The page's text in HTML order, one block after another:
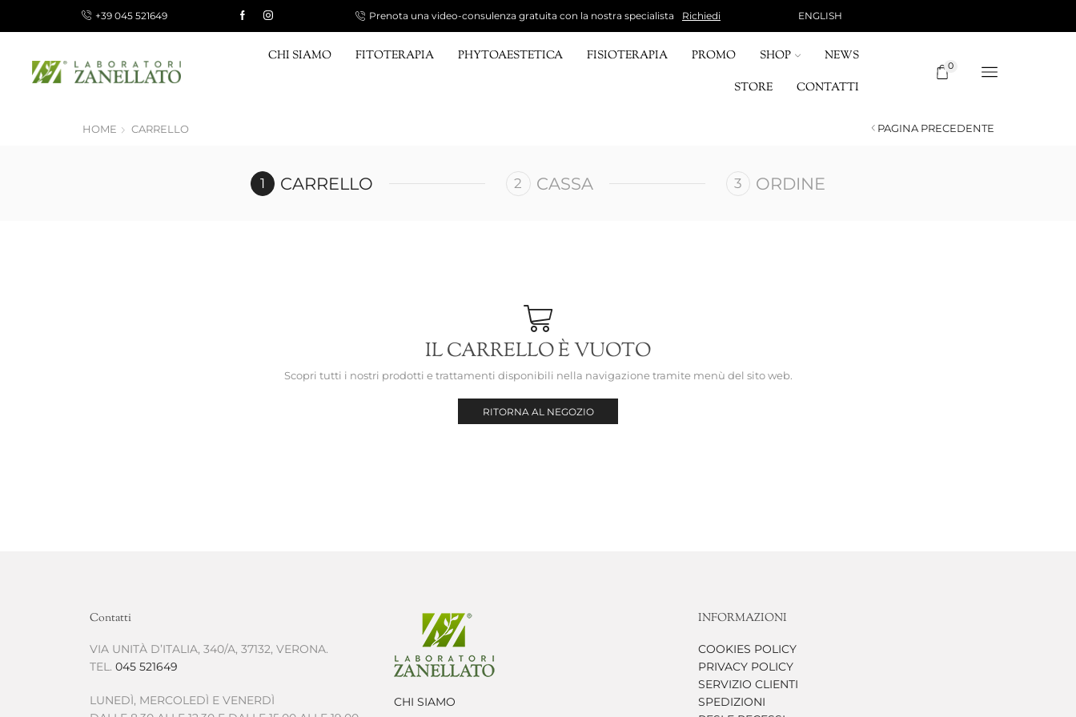
+39 045 521649
€, GRATUITA PER ORDINI SUPERIORI A 120,00 € Prenota una video-consulenza gratuita con la nostra specialista Richiedi SPEDIZIONE 10 €, GRATUITA PER ORDINI
ENGLISH
CHI SIAMO FITOTERAPIA PHYTOAESTETICA FISIOTERAPIA PROMO SHOP
NEWS
STORE
CONTATTI
0
PAGINA PRECEDENTE
HOME CARRELLO
CARRELLO CASSA ORDINE
IL CARRELLO È VUOTO
Scopri tutti i nostri prodotti e trattamenti disponibili nella navigazione tramite menù del sito web.
RITORNA AL NEGOZIO
Contatti
VIA UNITÀ D’ITALIA, 340/A, 37132, VERONA.
TEL. 045 521649
LUNEDÌ, MERCOLEDÌ E VENERDÌ
CHI SIAMO
INFORMAZIONI
COOKIES POLICY
PRIVACY POLICY
SERVIZIO CLIENTI
SPEDIZIONI